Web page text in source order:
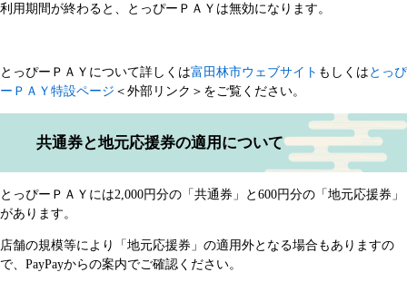
利用期間が終わると、とっぴーＰＡＹは無効になります。
とっぴーＰＡＹについて詳しくは富田林市ウェブサイト もしくは とっぴ
ーＰＡＹ特設ページ ＜外部リンク＞ をご覧ください。
共通券と地元応援券の適用について
とっぴーＰＡＹには2,000円分の「共通券」と600円分の「地元応援券」
があります。
店舗の規模等により「地元応援券」の適用外となる場合もありますの
で、PayPayからの案内でご確認ください。